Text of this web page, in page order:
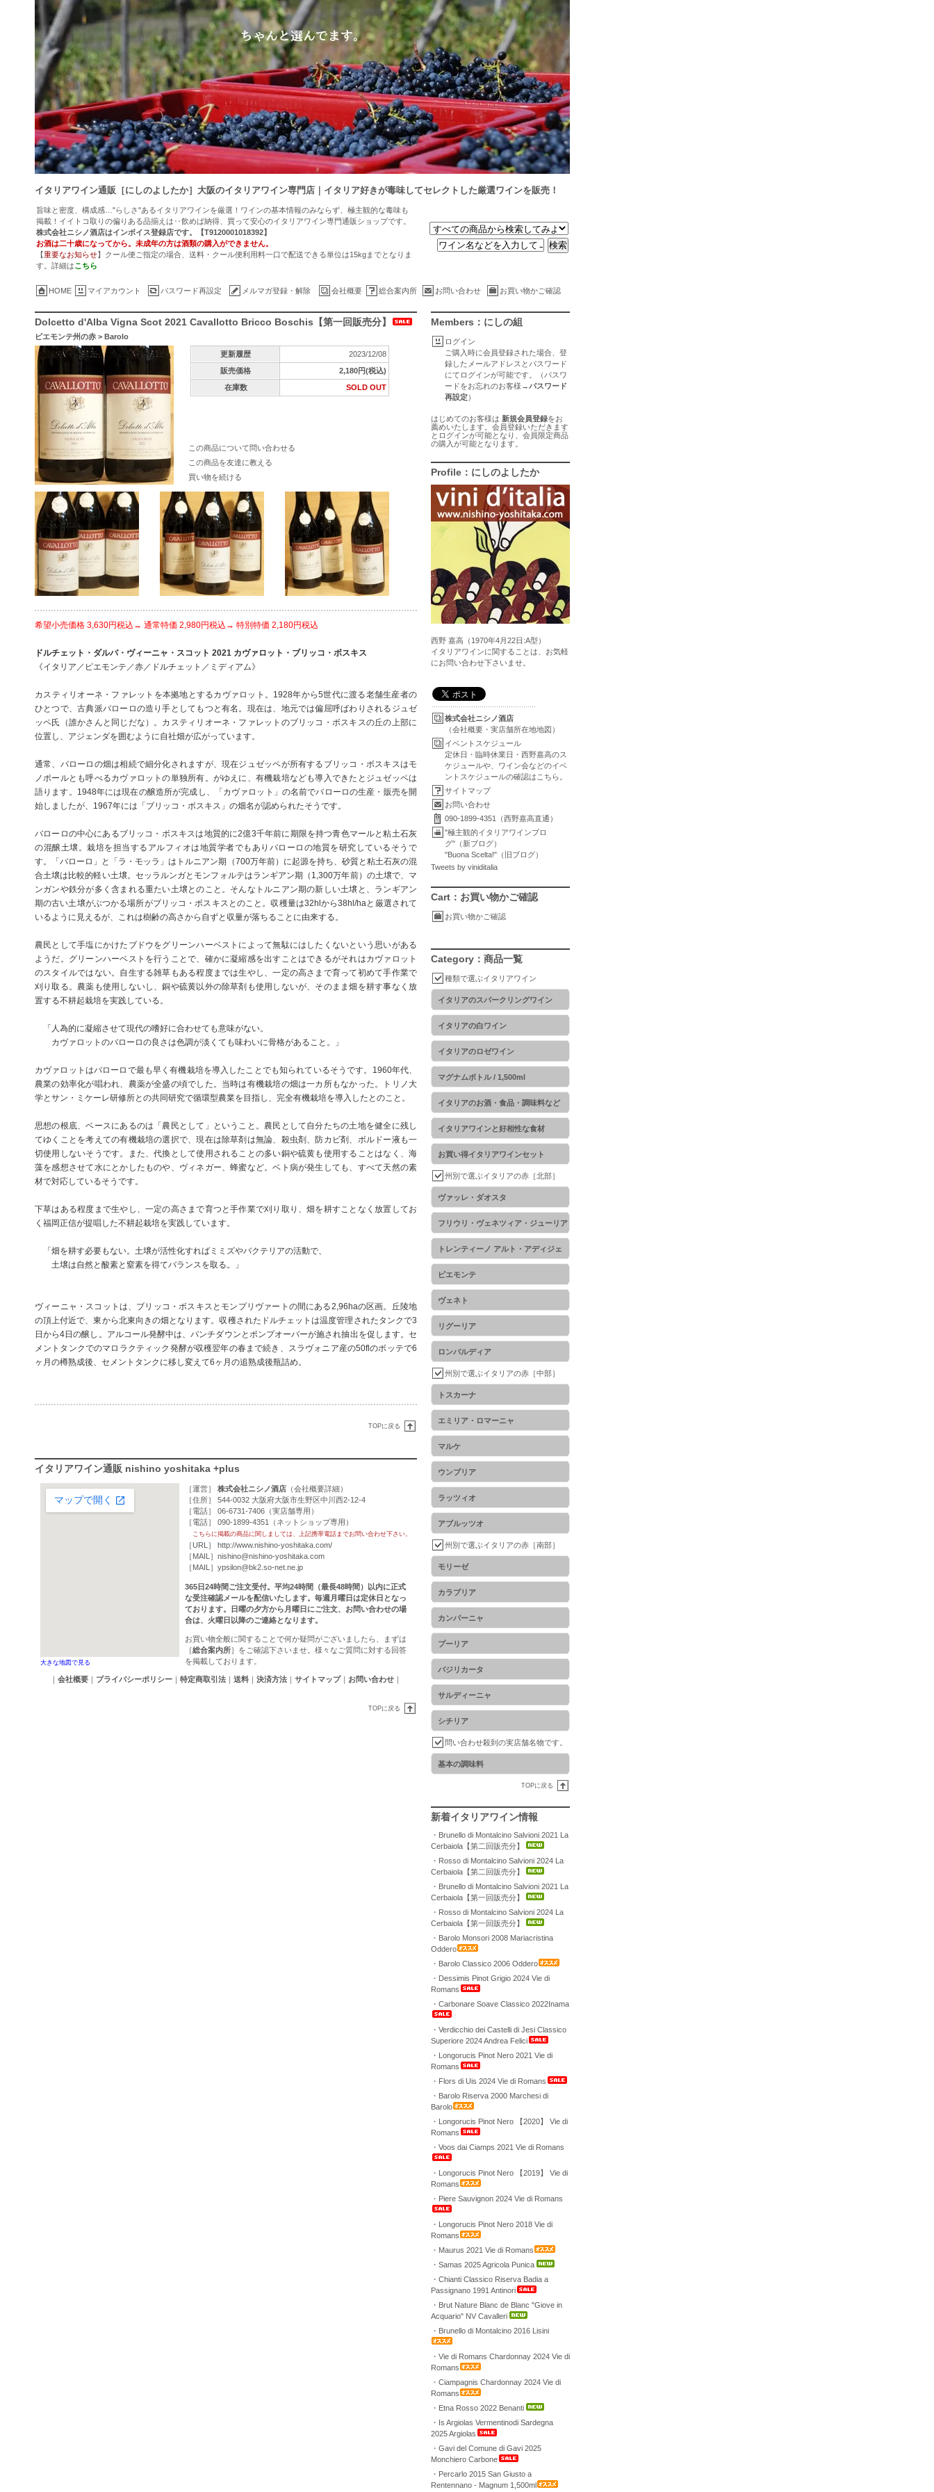
イタリアワイン通販［にしのよしたか］大阪のイタリアワイン専門店｜イタリア好きが毒味してセレクトした厳選ワインを販売！
旨味と密度、構成感…"らしさ"あるイタリアワインを厳選！ワインの基本情報のみならず、極主観的な毒味も
掲載！イイトコ取りの偏りある品揃えは‥飲めば納得、買って安心のイタリアワイン専門通販ショップです。
株式会社ニシノ酒店はインボイス登録店です。【T9120001018392】
お酒は二十歳になってから。未成年の方は酒類の購入ができません。
【重要なお知らせ】クール便ご指定の場合、送料・クール便利用料一口で配送できる単位は15kgまでとなりま
す。詳細はこちら
HOME マイアカウント パスワード再設定 メルマガ登録・解除 会社概要 総合案内所 お問い合わせ お買い物かご確認
Dolcetto d'Alba Vigna Scot 2021 Cavallotto Bricco Boschis【第一回販売分】
ピエモンテ州の赤 > Barolo
更新履歴
2023/12/08
販売価格
2,180円(税込)
在庫数
SOLD OUT
この商品について問い合わせる
この商品を友達に教える
買い物を続ける
希望小売価格 3,630円税込→ 通常特価 2,980円税込→ 特別特価 2,180円税込
ドルチェット・ダルバ・ヴィーニャ・スコット 2021 カヴァロット・ブリッコ・ボスキス
《イタリア／ピエモンテ／赤／ドルチェット／ミディアム》
カスティリオーネ・ファレットを本拠地とするカヴァロット。1928年から5世代に渡る老舗生産者の
ひとつで、古典派バローロの造り手としてもつと有名。現在は、地元では偏屈呼ばわりされるジュゼ
ッペ氏（誰かさんと同じだな）。カスティリオーネ・ファレットのブリッコ・ボスキスの丘の上部に
位置し、アジェンダを囲むように自社畑が広がっています。
通常、バローロの畑は相続で細分化されますが、現在ジュゼッペが所有するブリッコ・ボスキスはモ
ノポールとも呼べるカヴァロットの単独所有。がゆえに、有機栽培なども導入できたとジュゼッペは
語ります。1948年には現在の醸造所が完成し、「カヴァロット」の名前でバローロの生産・販売を開
始しましたが、1967年には「ブリッコ・ボスキス」の畑名が認められたそうです。
バローロの中心にあるブリッコ・ボスキスは地質的に2億3千年前に期限を持つ青色マールと粘土石灰
の混醸土壌。栽培を担当するアルフィオは地質学者でもありバローロの地質を研究しているそうで
す。「バローロ」と「ラ・モッラ」はトルニアン期（700万年前）に起源を持ち、砂質と粘土石灰の混
合土壌は比較的軽い土壌。セッラルンガとモンフォルテはランギアン期（1,300万年前）の土壌で、マ
ンガンや鉄分が多く含まれる重たい土壌とのこと。そんなトルニアン期の新しい土壌と、ランギアン
期の古い土壌がぶつかる場所がブリッコ・ボスキスとのこと。収穫量は32hlから38hl/haと厳選されて
いるように見えるが、これは樹齢の高さから自ずと収量が落ちることに由来する。
農民として手塩にかけたブドウをグリーンハーベストによって無駄にはしたくないという思いがある
ようだ。グリーンハーベストを行うことで、確かに凝縮感を出すことはできるがそれはカヴァロット
のスタイルではない。自生する雑草もある程度までは生やし、一定の高さまで育って初めて手作業で
刈り取る。農薬も使用しないし、銅や硫黄以外の除草剤も使用しないが、そのまま畑を耕す事なく放
置する不耕起栽培を実践している。
「人為的に凝縮させて現代の嗜好に合わせても意味がない。
カヴァロットのバローロの良さは色調が淡くても味わいに骨格があること。」
カヴァロットはバローロで最も早く有機栽培を導入したことでも知られているそうです。1960年代、
農業の効率化が唱われ、農薬が全盛の頃でした。当時は有機栽培の畑は一カ所もなかった。トリノ大
学とサン・ミケーレ研修所との共同研究で循環型農業を目指し、完全有機栽培を導入したとのこと。
思想の根底、ベースにあるのは「農民として」ということ。農民として自分たちの土地を健全に残し
てゆくことを考えての有機栽培の選択で、現在は除草剤は無論、殺虫剤、防カビ剤、ボルドー液も一
切使用しないそうです。また、代換として使用されることの多い銅や硫黄も使用することはなく、海
藻を感想させて水にとかしたものや、ヴィネガー、蜂蜜など。ベト病が発生しても、すべて天然の素
材で対応しているそうです。
下草はある程度まで生やし、一定の高さまで育つと手作業で刈り取り、畑を耕すことなく放置してお
く福岡正信が提唱した不耕起栽培を実践しています。
「畑を耕す必要もない。土壌が活性化すればミミズやバクテリアの活動で、
土壌は自然と酸素と窒素を得てバランスを取る。」
ヴィーニャ・スコットは、ブリッコ・ボスキスとモンプリヴァートの間にある2,96haの区画。丘陵地
の頂上付近で、東から北東向きの畑となります。収穫されたドルチェットは温度管理されたタンクで3
日から4日の醸し。アルコール発酵中は、パンチダウンとポンプオーバーが施され抽出を促します。セ
メントタンクでのマロラクティック発酵が収穫翌年の春まで続き、スラヴォニア産の50flのボッテで6
ヶ月の樽熟成後、セメントタンクに移し変えて6ヶ月の追熟成後瓶詰め。
TOPに戻る
イタリアワイン通販 nishino yoshitaka +plus
大きな地図で見る
［運営］ 株式会社ニシノ酒店 （会社概要詳細）
［住所］ 544-0032 大阪府大阪市生野区中川西2-12-4
［電話］ 06-6731-7406（実店舗専用）
［電話］ 090-1899-4351（ネットショップ専用）
こちらに掲載の商品に関しましては、上記携帯電話までお問い合わせ下さい。
［URL］ http://www.nishino-yoshitaka.com/
［MAIL］ nishino@nishino-yoshitaka.com
［MAIL］ ypsilon@bk2.so-net.ne.jp
365日24時間ご注文受付。平均24時間（最長48時間）以内に正式
な受注確認メールを配信いたします。毎週月曜日は定休日となっ
ております。日曜の夕方から月曜日にご注文、お問い合わせの場
合は、火曜日以降のご連絡となります。
お買い物全般に関することで何か疑問がございましたら、まずは
［総合案内所］をご確認下さいませ。様々なご質問に対する回答
を掲載しております。
｜ 会社概要 ｜ プライバシーポリシー ｜ 特定商取引法 ｜ 送料 ｜ 決済方法 ｜ サイトマップ｜ お問い合わせ ｜
TOPに戻る
Members：にしの組
ログイン
ご購入時に会員登録された場合、登
録したメールアドレスとパスワード
にてログインが可能です。（パスワ
ードをお忘れのお客様→パスワード
再設定）
はじめてのお客様は 新規会員登録をお
薦めいたします。会員登録いただきます
とログインが可能となり、会員限定商品
の購入が可能となります。
Profile：にしのよしたか
西野 嘉高（1970年4月22日:A型）
イタリアワインに関することは、お気軽
にお問い合わせ下さいませ。
株式会社ニシノ酒店
（会社概要・実店舗所在地地図）
イベントスケジュール
定休日・臨時休業日・西野嘉高のス
ケジュールや、ワイン会などのイベ
ントスケジュールの確認はこちら。
サイトマップ
お問い合わせ
090-1899-4351（西野嘉高直通）
"極主観的イタリアワインブロ
グ"（新ブログ）
"Buona Scelta!"（旧ブログ）
Tweets by viniditalia
Cart：お買い物かご確認
お買い物かご確認
Category：商品一覧
種類で選ぶイタリアワイン
イタリアのスパークリングワイン
イタリアの白ワイン
イタリアのロゼワイン
マグナムボトル / 1,500ml
イタリアのお酒・食品・調味料など
イタリアワインと好相性な食材
お買い得イタリアワインセット
州別で選ぶイタリアの赤［北部］
ヴァッレ・ダオスタ
フリウリ・ヴェネツィア・ジューリア
トレンティーノ アルト・アディジェ
ピエモンテ
ヴェネト
リグーリア
ロンバルディア
州別で選ぶイタリアの赤［中部］
トスカーナ
エミリア・ロマーニャ
マルケ
ウンブリア
ラッツィオ
アブルッツオ
州別で選ぶイタリアの赤［南部］
モリーゼ
カラブリア
カンパーニャ
プーリア
バジリカータ
サルディーニャ
シチリア
問い合わせ殺到の実店舗名物です。
基本の調味料
TOPに戻る
新着イタリアワイン情報
・Brunello di Montalcino Salvioni 2021 La
Cerbaiola【第二回販売分】
・Rosso di Montalcino Salvioni 2024 La
Cerbaiola【第二回販売分】
・Brunello di Montalcino Salvioni 2021 La
Cerbaiola【第一回販売分】
・Rosso di Montalcino Salvioni 2024 La
Cerbaiola【第一回販売分】
・Barolo Monsori 2008 Mariacristina
Oddero
・Barolo Classico 2006 Oddero
・Dessimis Pinot Grigio 2024 Vie di
Romans
・Carbonare Soave Classico 2022Inama
・Verdicchio dei Castelli di Jesi Classico
Superiore 2024 Andrea Felici
・Longorucis Pinot Nero 2021 Vie di
Romans
・Flors di Uis 2024 Vie di Romans
・Barolo Riserva 2000 Marchesi di
Barolo
・Longorucis Pinot Nero 【2020】 Vie di
Romans
・Voos dai Ciamps 2021 Vie di Romans
・Longorucis Pinot Nero 【2019】 Vie di
Romans
・Piere Sauvignon 2024 Vie di Romans
・Longorucis Pinot Nero 2018 Vie di
Romans
・Maurus 2021 Vie di Romans
・Samas 2025 Agricola Punica
・Chianti Classico Riserva Badia a
Passignano 1991 Antinori
・Brut Nature Blanc de Blanc "Giove in
Acquario" NV Cavalleri
・Brunello di Montalcino 2016 Lisini
・Vie di Romans Chardonnay 2024 Vie di
Romans
・Ciampagnis Chardonnay 2024 Vie di
Romans
・Etna Rosso 2022 Benanti
・Is Argiolas Vermentinodi Sardegna
2025 Argiolas
・Gavi del Comune di Gavi 2025
Monchiero Carbone
・Percarlo 2015 San Giusto a
Rentennano - Magnum 1,500ml